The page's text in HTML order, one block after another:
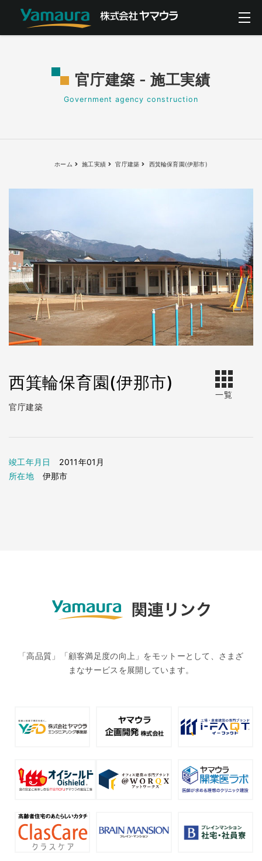
官庁建築 - 施工実績
Government agency construction
ホーム 施工実績 官庁建築 西箕輪保育園(伊那市)
西箕輪保育園(伊那市)
官庁建築
一覧
竣工年月日
2011年01月
所在地
伊那市
「高品質」「顧客満足度の向上」をモットーとして、さまざ
まなサービスを展開しています。